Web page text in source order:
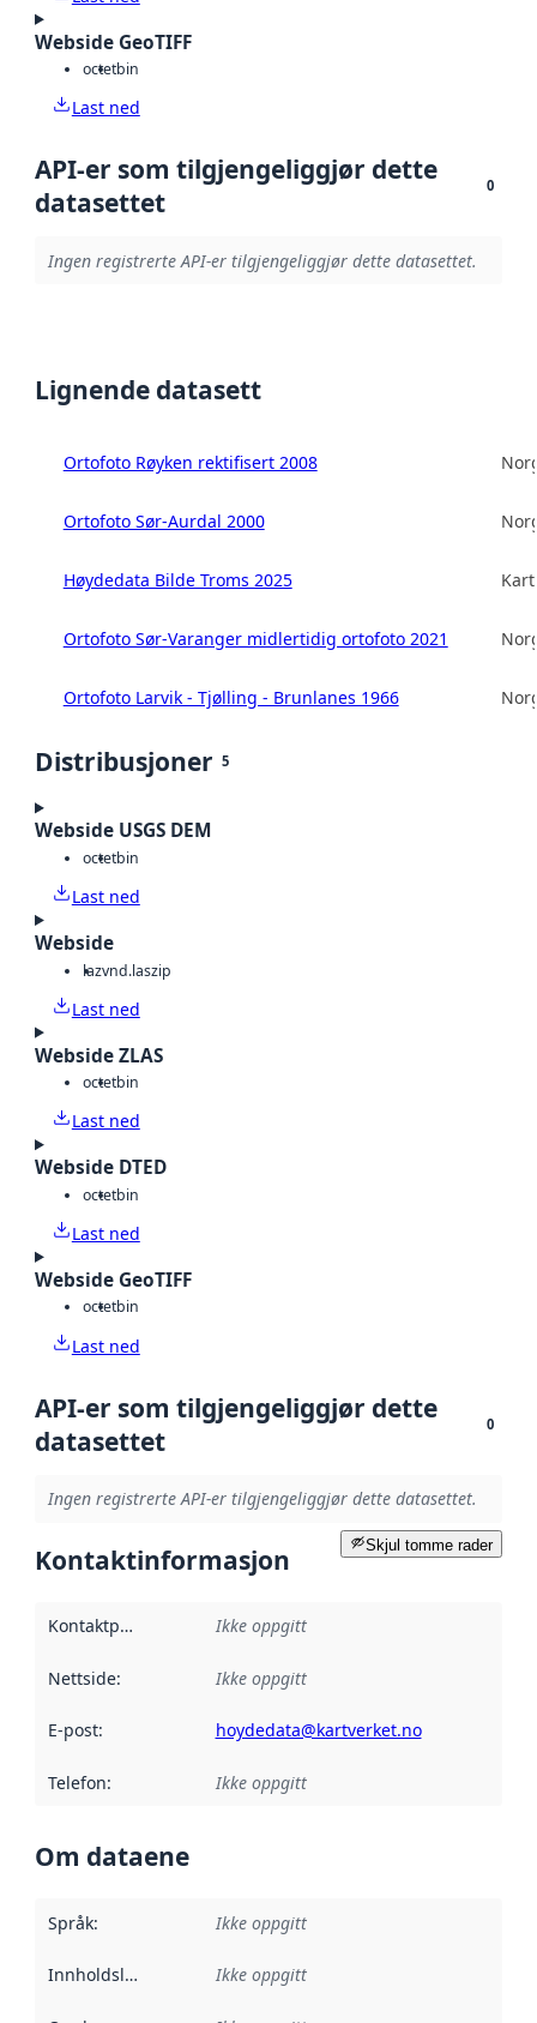
Webside GeoTIFF
octetbin
Last ned
API-er som tilgjengeliggjør dette
datasettet
0
Ingen registrerte API-er tilgjengeliggjør dette datasettet.
Lignende datasett
Ortofoto Røyken rektifisert 2008
Ortofoto Sør-Aurdal 2000
Høydedata Bilde Troms 2025
Ortofoto Sør-Varanger midlertidig ortofoto 2021
Ortofoto Larvik - Tjølling - Brunlanes 1966
Distribusjoner 5
Webside USGS DEM
octetbin
Last ned
Webside
lazvnd.laszip
Last ned
Webside ZLAS
octetbin
Last ned
Webside DTED
octetbin
Last ned
Webside GeoTIFF
octetbin
Last ned
API-er som tilgjengeliggjør dette
datasettet
0
Ingen registrerte API-er tilgjengeliggjør dette datasettet.
Skjul tomme rader
Kontaktinformasjon
Kontaktpunkt Ikke oppgitt
Nettside: Ikke oppgitt
E-post: hoydedata@kartverket.no
Telefon: Ikke oppgitt
Om dataene
Språk: Ikke oppgitt
Innholdsleverandører :
Ikke oppgitt